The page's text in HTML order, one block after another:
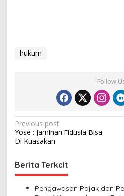
hukum
Follow
P
o
t
n
Previous post
Yose : Jaminan Fidusia Bisa
Di Kuasakan
Berita Terkait
Pengawasan Pajak dan